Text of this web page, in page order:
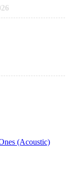
(Acoustic)